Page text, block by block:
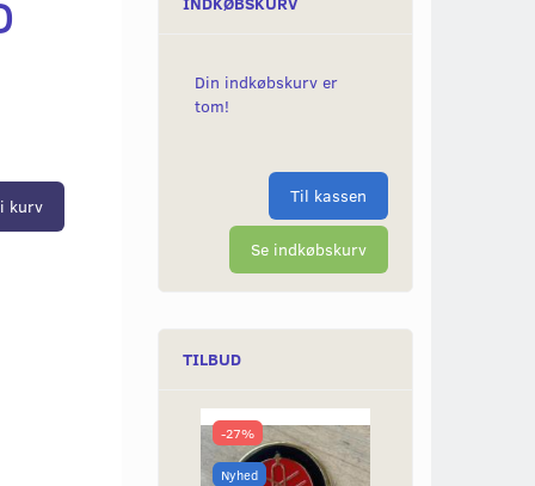
kurv
Din indkøbskurv er
tom!
Til kassen
Se indkøbskurv
TILBUD
-27%
Nyhed